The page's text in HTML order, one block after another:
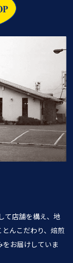
て店舗を構え、地
んこだわり、焙煎
お届けしていま